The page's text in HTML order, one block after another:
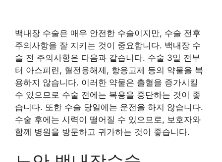
백내장 수술은 매우 안전한 수술이지만, 수술 전후
주의사항을 잘 지키는 것이 중요합니다. 백내장 수
술 전 주의사항은 다음과 같습니다. 수술 3일 전부
터 아스피린, 혈전용해제, 항응고제 등의 약물을 복
용하지 않습니다. 이러한 약물은 출혈을 증가시킬
수 있으므로 수술 전에는 복용을 중단하는 것이 좋
습니다. 또한 수술 당일에는 운전을 하지 않습니다.
수술 후에는 시력이 떨어질 수 있으므로, 보호자와
함께 병원을 방문하고 귀가하는 것이 좋습니다.